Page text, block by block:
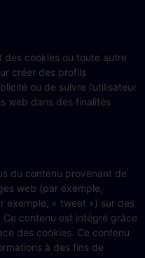
des cookies ou toute autre
créer des profils
ou de suivre l’utilisateur
web dans des finalités
du contenu provenant de
web (par exemple,
exemple, « tweet ») sur des
contenu est intégré grâce
des cookies. Ce contenu
à des fins de